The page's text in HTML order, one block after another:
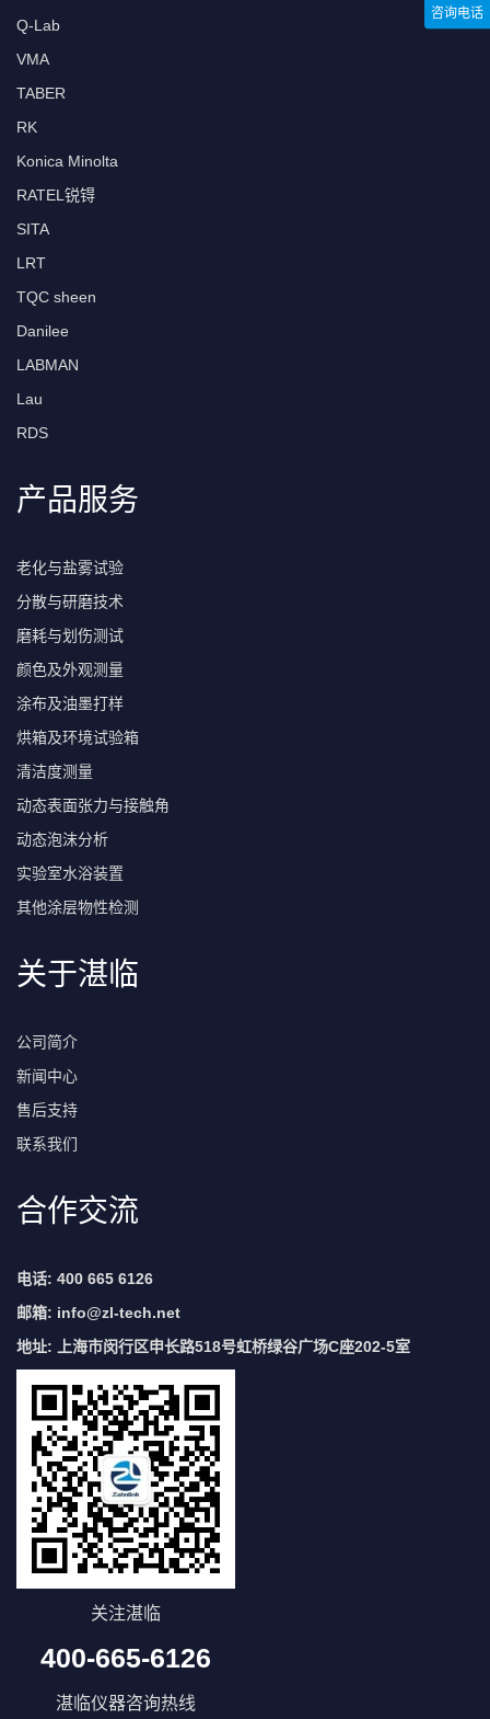
Q-Lab
VMA
TABER
RK
Konica Minolta
RATEL锐锝
SITA
LRT
TQC sheen
Danilee
LABMAN
Lau
RDS
产品服务
老化与盐雾试验
分散与研磨技术
磨耗与划伤测试
颜色及外观测量
涂布及油墨打样
烘箱及环境试验箱
清洁度测量
动态表面张力与接触角
动态泡沫分析
实验室水浴装置
其他涂层物性检测
关于湛临
公司简介
新闻中心
售后支持
联系我们
合作交流
电话: 400 665 6126
邮箱: info@zl-tech.net
地址: 上海市闵行区申长路518号虹桥绿谷广场C座202-5室
关注湛临
400-665-6126
湛临仪器咨询热线
咨询电话